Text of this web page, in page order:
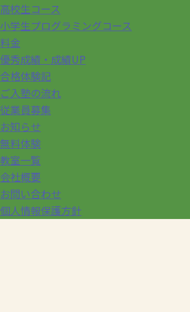
高校生コース
小学生プログラミングコース
料金
優秀成績・成績UP
合格体験記
ご入塾の流れ
従業員募集
お知らせ
無料体験
教室一覧
会社概要
お問い合わせ
個人情報保護方針